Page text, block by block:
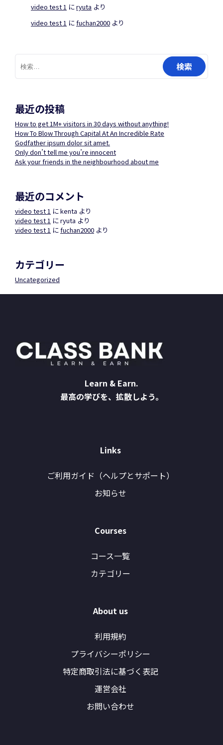
video test 1 にryuta より
video test 1 にfuchan2000 より
検
索:
最近の投稿
How to get 1M+ visitors in 30 days without anything!
How To Blow Through Capital At An Incredible Rate
Godfather ipsum dolor sit amet.
Only don’t tell me you’re innocent
Ask your friends in the neighbourhood about me
最近のコメント
video test 1 にkenta より
video test 1 にryuta より
video test 1 にfuchan2000 より
カテゴリー
Uncategorized
Learn & Earn.
最高の学びを、拡散しよう。
Links
ご利用ガイド（ヘルプとサポート）
お知らせ
Courses
コース一覧
カテゴリー
About us
利用規約
プライバシーポリシー
特定商取引法に基づく表記
運営会社
お問い合わせ